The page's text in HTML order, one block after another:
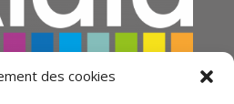
des cookies